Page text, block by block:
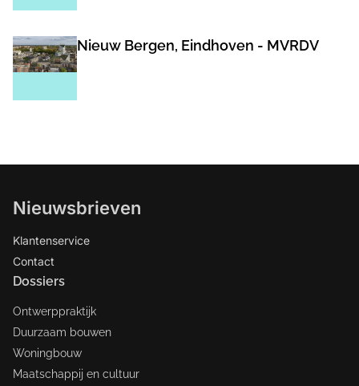
Nieuw Bergen, Eindhoven - MVRDV
Nieuwsbrieven
Klantenservice
Contact
Dossiers
Ontwerppraktijk
Duurzaam bouwen
Woningbouw
Maatschappij en cultuur